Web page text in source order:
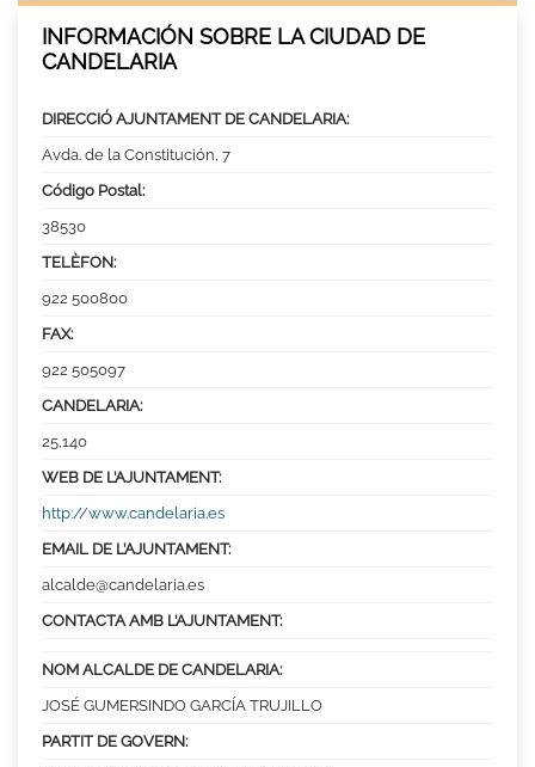
INFORMACIÓN SOBRE LA CIUDAD DE
CANDELARIA
DIRECCIÓ AJUNTAMENT DE CANDELARIA:
Avda. de la Constitución, 7
Código Postal:
38530
TELÈFON:
922 500800
FAX:
922 505097
CANDELARIA:
25,140
WEB DE L’AJUNTAMENT:
http://www.candelaria.es
EMAIL DE L’AJUNTAMENT:
alcalde@candelaria.es
CONTACTA AMB L’AJUNTAMENT:
NOM ALCALDE DE CANDELARIA:
JOSÉ GUMERSINDO GARCÍA TRUJILLO
PARTIT DE GOVERN: